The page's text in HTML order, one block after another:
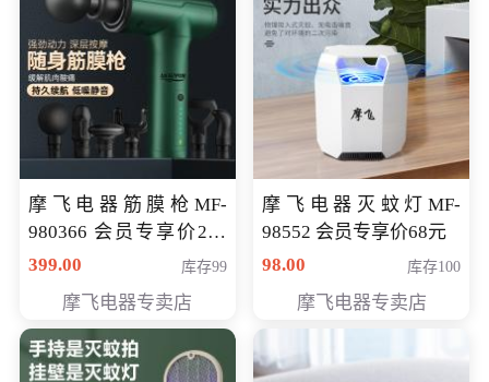
摩飞电器筋膜枪MF-
980366 会员专享价299
元
399.00 库存99
摩飞电器专卖店
摩飞电器灭蚊灯MF-
98552 会员专享价68元
98.00
库存100
摩飞电器专卖店